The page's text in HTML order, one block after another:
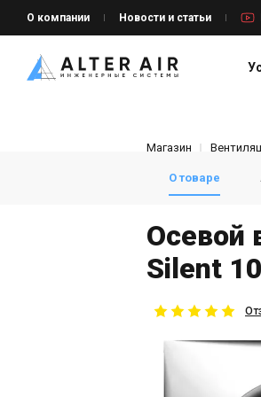
О компании Новости и статьи
Магазин
О товаре
Осевой
Silent